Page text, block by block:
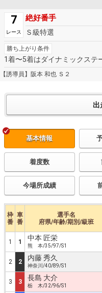
7
レース
絶好番手
Ｓ級特選
勝ち上がり条件
1着〜5着はダイナミックステ
【誘導員】阪本 和也 Ｓ２
基本情報
着度数
今場所成績
枠
番
車
番
選手名
府県/年齢/期別/級班
1 1 中本 匠栄
熊 本/35/97/S1
2 2 内藤 秀久
神奈川/40/89/S1
3 3 長島 大介
栃 木/32/96/S1